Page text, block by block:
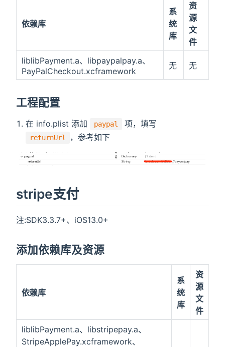
依赖库
系
统
库
资
源
文
件
liblibPayment.a、libpaypalpay.a、
PayPalCheckout.xcframework
无 无
工程配置
在 info.plist 添加 paypal 项，填写
returnUrl ，参考如下
stripe支付
注:SDK3.3.7+、iOS13.0+
添加依赖库及资源
依赖库
系
统
库
资
源
文
件
liblibPayment.a、libstripepay.a、
StripeApplePay.xcframework、